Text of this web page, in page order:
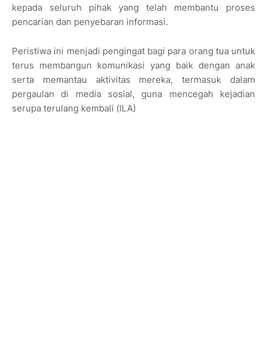
kepada seluruh pihak yang telah membantu proses
pencarian dan penyebaran informasi.
Peristiwa ini menjadi pengingat bagi para orang tua untuk
terus membangun komunikasi yang baik dengan anak
serta memantau aktivitas mereka, termasuk dalam
pergaulan di media sosial, guna mencegah kejadian
serupa terulang kembali (ILA)